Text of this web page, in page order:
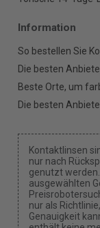
Information
So bestellen Sie
Die besten
Beste Orte, um
Die besten
Kontaktlinsen
nur nach
genutzt
ausgewählten
nur als
Genauigkeit